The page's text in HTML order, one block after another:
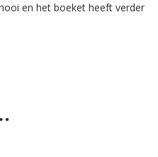
en het boeket heeft verder